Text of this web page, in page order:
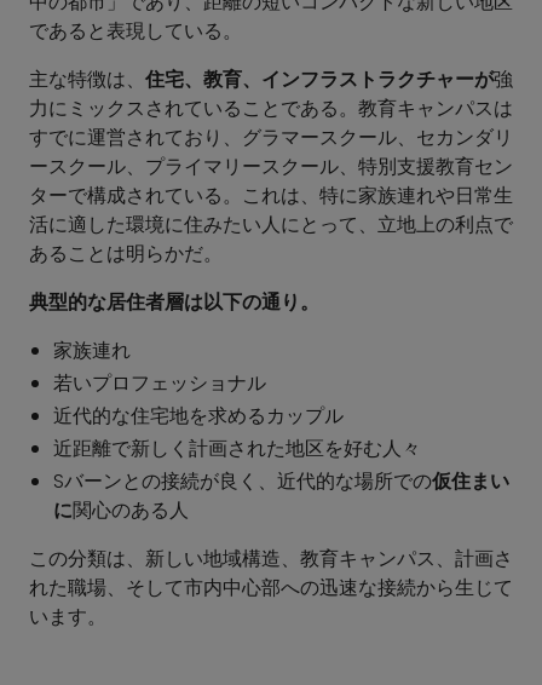
であると表現している。
主な特徴は、 住宅、教育、インフラストラクチャーが強
力にミックスされていることである。教育キャンパスは
すでに運営されており、グラマースクール、セカンダリ
ースクール、プライマリースクール、特別支援教育セン
ターで構成されている。これは、特に家族連れや日常生
活に適した環境に住みたい人にとって、立地上の利点で
あることは明らかだ。
典型的な居住者層は以下の通り。
家族連れ
若いプロフェッショナル
近代的な住宅地を求めるカップル
近距離で新しく計画された地区を好む人々
Sバーンとの接続が良く、近代的な場所での仮住まい
に関心のある人
この分類は、新しい地域構造、教育キャンパス、計画さ
れた職場、そして市内中心部への迅速な接続から生じて
います。